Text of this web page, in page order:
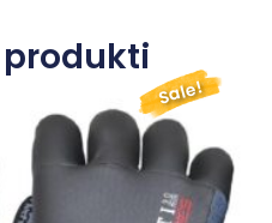
Sale!